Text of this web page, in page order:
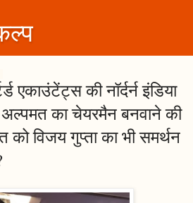
एकाउंटेंट्स की नॉर्दर्न इंडिया
का चेयरमैन बनवाने की
को विजय गुप्ता का भी समर्थन